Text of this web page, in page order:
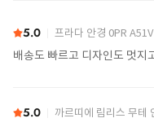
5.0 프라다 안경 0PR
배송도 빠르고 디자인도 멋
5.0 까르띠에 림리스 무테 안경